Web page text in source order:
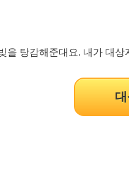
을 탕감해준대요. 내가 대